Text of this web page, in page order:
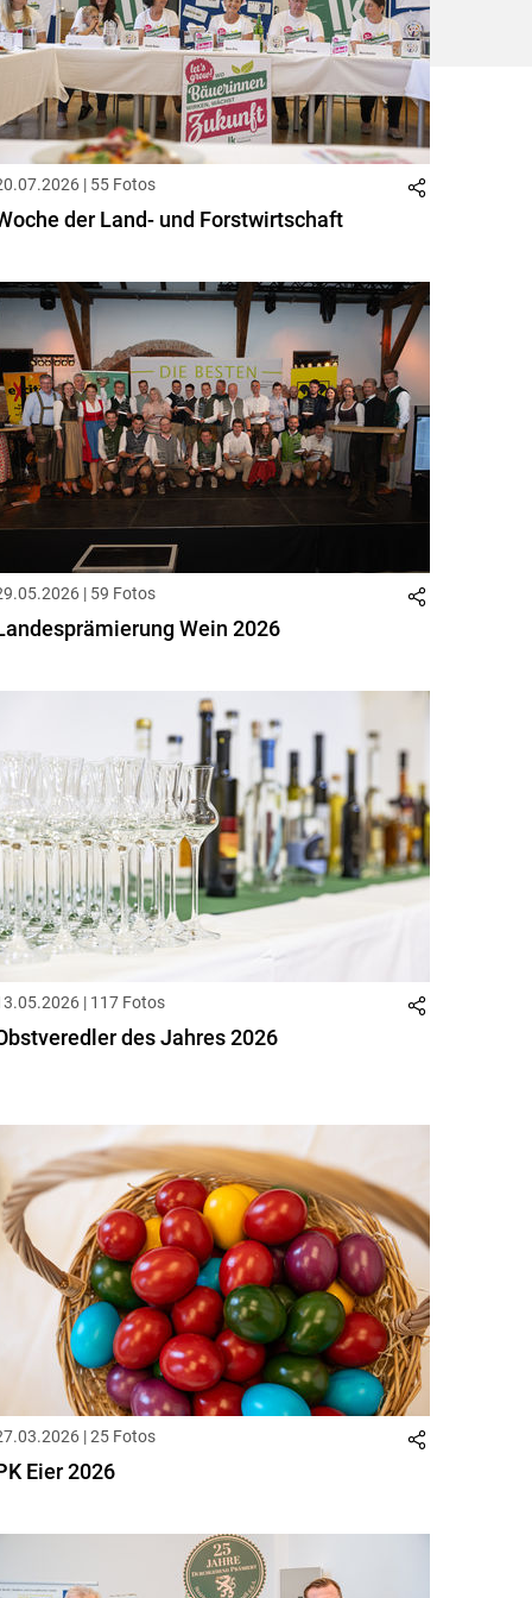
| 55 Fotos
der Land- und Forstwirtschaft
| 59 Fotos
Wein 2026
| 117 Fotos
des Jahres 2026
| 25 Fotos
Eier 2026